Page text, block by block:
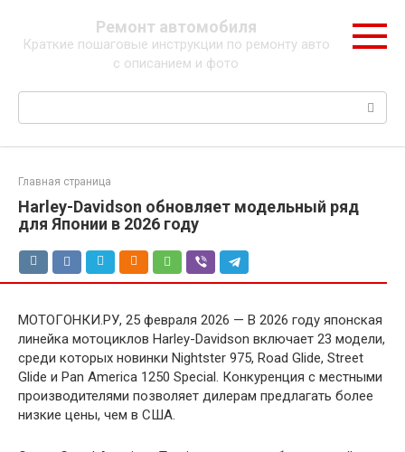
контенту
Ремонт автомобиля
Краткие пошаговые инструкции по ремонту авто
с описанием и фото
Поиск:
Главная страница
Harley-Davidson обновляет модельный ряд
для Японии в 2026 году
МОТОГОНКИ.РУ, 25 февраля 2026 — В 2026 году японская
линейка мотоциклов Harley-Davidson включает 23 модели,
среди которых новинки Nightster 975, Road Glide, Street
Glide и Pan America 1250 Special. Конкуренция с местными
производителями позволяет дилерам предлагать более
низкие цены, чем в США.